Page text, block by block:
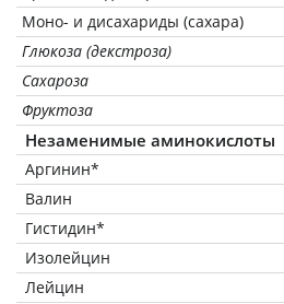
Моно- и дисахариды (сахара)
Глюкоза (декстроза)
Сахароза
Фруктоза
Незаменимые аминокислоты
Аргинин*
Валин
Гистидин*
Изолейцин
Лейцин